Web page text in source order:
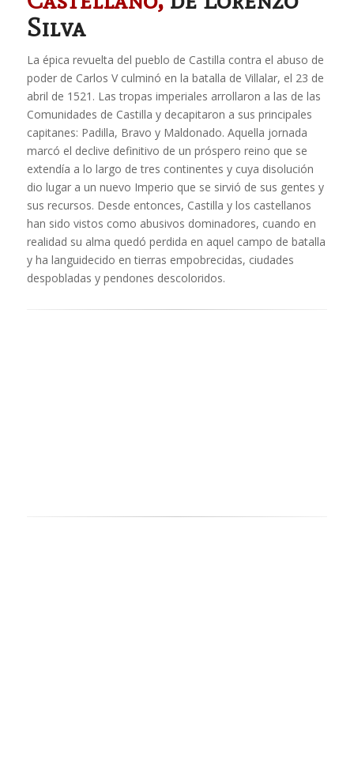
Silva
La épica revuelta del pueblo de Castilla contra el abuso de
poder de Carlos V culminó en la batalla de Villalar, el 23 de
abril de 1521. Las tropas imperiales arrollaron a las de las
Comunidades de Castilla y decapitaron a sus principales
capitanes: Padilla, Bravo y Maldonado. Aquella jornada
marcó el declive definitivo de un próspero reino que se
extendía a lo largo de tres continentes y cuya disolución
dio lugar a un nuevo Imperio que se sirvió de sus gentes y
sus recursos. Desde entonces, Castilla y los castellanos
han sido vistos como abusivos dominadores, cuando en
realidad su alma quedó perdida en aquel campo de batalla
y ha languidecido en tierras empobrecidas, ciudades
despobladas y pendones descoloridos.